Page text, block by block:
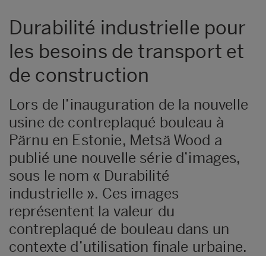
Durabilité industrielle pour
les besoins de transport et
de construction
Lors de l’inauguration de la nouvelle
usine de contreplaqué bouleau à
Pärnu en Estonie, Metsä Wood a
publié une nouvelle série d’images,
sous le nom « Durabilité
industrielle ». Ces images
représentent la valeur du
contreplaqué de bouleau dans un
contexte d’utilisation finale urbaine.